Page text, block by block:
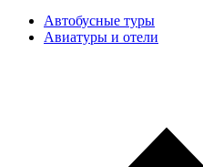
Автобусные туры
Авиатуры и отели